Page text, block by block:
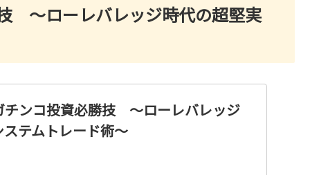
～ローレバレッジ時代の超堅実
チンコ投資必勝技 ～ローレバレッジ
テムトレード術～